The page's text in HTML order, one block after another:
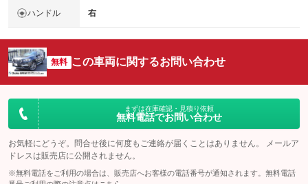
ハンドル 右
無料 この車両に関するお問い合わせ
まずは在庫確認・見積り依頼
無料電話でお問い合わせ
お気軽にどうぞ。問合せ後に何度もご連絡が届くことはありません。 メールア
ドレスは販売店に公開されません。
※無料電話をご利用の場合は、販売店へお客様の電話番号が通知されます。無料電話